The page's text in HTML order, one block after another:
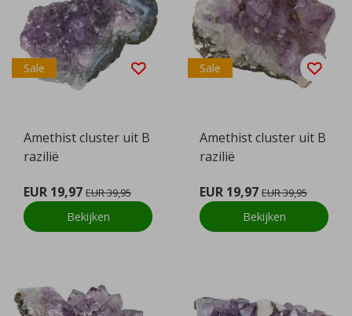
Sale
Amethist cluster uit B
razilië
EUR 19,97 EUR 39,95
Bekijken
Sale
Amethist cluster uit B
razilië
EUR 19,97 EUR 39,95
Bekijken